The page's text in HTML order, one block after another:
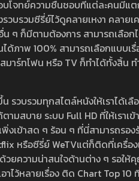
โจทย์ความชื่นชอบที่แต่ละคนมีแ
บรวมซีรี่ย์ไว้ดูคลายเหงา คลาย
ๆ ก็มีตามต้องการ สามารถเลือ
ภาพ 100% สามารถเลือกแบบ
ร์ทโฟน หรือ TV ก็ทำได้ทั้งสิ้น ท
รวบรวมทุกสไตล์หนังให้เราได้
สบาย ระบบ Full HD ที่ให้เราเ
พิ่งเข้าสด ๆ ร้อน ๆ ที่นี่สามารถ
หรือซีรี่ย์ WeTVแต่ก็ติดที่เครื่อ
ยความน่าสนใจด้านต่าง ๆ รอใ
ว้หลายเรื่อง ติด Chart Top 10